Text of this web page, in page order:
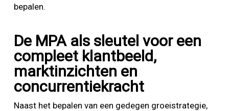
bepalen.
De MPA als sleutel voor een
compleet klantbeeld,
marktinzichten en
concurrentiekracht
Naast het bepalen van een gedegen groeistrategie,